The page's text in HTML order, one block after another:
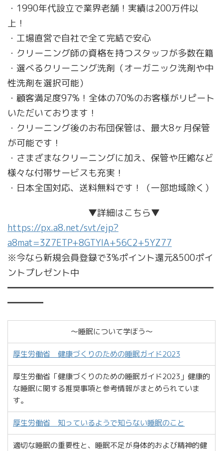
・1990年代設立で業界老舗！実績は200万件以
上！
・工場直営で自社で全て完結で安心
・クリーニング師の資格を持つスタッフが多数在籍
・選べるクリーニング洗剤（オーガニック洗剤や中
性洗剤を選択可能）
・顧客満足度97%！全体の70%のお客様がリピート
いただいております！
・クリーニング後のお布団保管は、最大8ヶ月保管
が可能です！
・さまざまなクリーニングに加え、保管や圧縮など
様々な付帯サービスも充実！
・日本全国対応、送料無料です！（一部地域除く）
▼詳細はこちら▼
https://px.a8.net/svt/ejp?
a8mat=3Z7ETP+8GTYIA+56C2+5YZ77
※今なら新規会員登録で3%ポイント還元&500ポイ
ントプレゼント中
━━━━━━━━━━━━━━━━━━━━━━━
━━━━
〜睡眠について学ぼう〜
厚生労働省 健康づくりのための睡眠ガイド2023
厚生労働省「健康づくりのための睡眠ガイド2023」健康的
な睡眠に関する推奨事項と参考情報がまとめられていま
す。
厚生労働省 知っているようで知らない睡眠のこと
適切な睡眠の重要性と、睡眠不足が身体的および精神的健